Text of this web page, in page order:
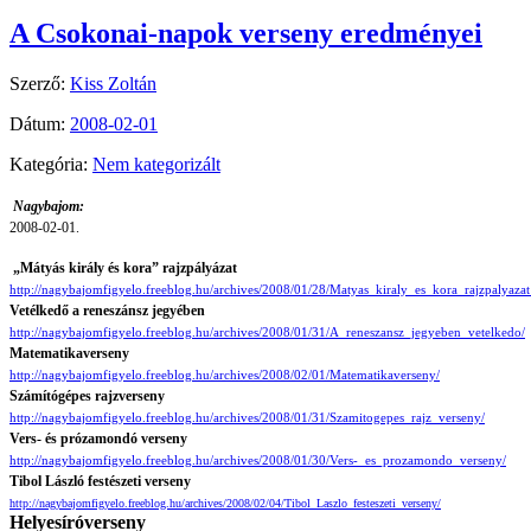
A Csokonai-napok verseny eredményei
Szerző: Kiss Zoltán
Dátum: 2008-02-01
Kategória: Nem kategorizált
Nagybajom:
2008-02-01.
„Mátyás király és kora” rajzpályázat
http://nagybajomfigyelo.freeblog.hu/archives/2008/01/28/
Vetélkedő a reneszánsz jegyében
http://nagybajomfigyelo.freeblog.hu/archives/2008/01/31/A_reneszansz_jegyeben_vetelkedo/
Matematikaverseny
http://nagybajomfigyelo.freeblog.hu/archives/2008/02/01/Matematikaverseny/
Számítógépes rajzverseny
http://nagybajomfigyelo.freeblog.hu/archives/2008/01/31/Szamitogepes_rajz_verseny/
Vers- és prózamondó verseny
http://nagybajomfigyelo.freeblog.hu/archives/2008/01/30/Vers-_es_prozamondo_verseny/
Tibol László festészeti verseny
http://nagybajomfigyelo.freeblog.hu/archives/2008/02/04/Tibol_Laszlo_festeszeti_verseny/
Helyesíróverseny